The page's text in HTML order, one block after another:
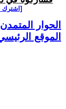
[اشترك
الحوار
الموقع